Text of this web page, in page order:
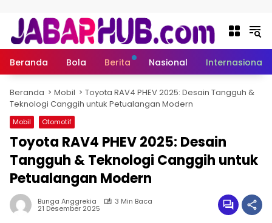
Beranda Bola Berita Nasional Internasional
Beranda Mobil
Toyota RAV4 PHEV 2025: Desain Tangguh &
Teknologi Canggih untuk Petualangan Modern
Mobil Otomotif
Toyota RAV4 PHEV 2025: Desain
Tangguh & Teknologi Canggih untuk
Petualangan Modern
Bunga Anggrekia 3 Min Baca
21 Desember 2025